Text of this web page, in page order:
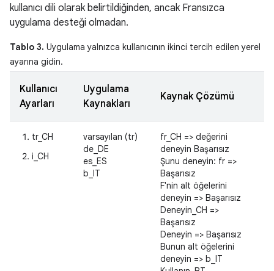
kullanıcı dili olarak belirtildiğinden, ancak Fransızca
uygulama desteği olmadan.
Tablo 3. Uygulama yalnızca kullanıcının ikinci tercih edilen yerel
ayarına gidin.
Kullanıcı
Ayarları
Uygulama
Kaynakları
Kaynak Çözümü
tr_CH
i_CH
varsayılan (tr)
de_DE
es_ES
b_IT
fr_CH => değerini
deneyin Başarısız
Şunu deneyin: fr =>
Başarısız
F'nin alt öğelerini
deneyin => Başarısız
Deneyin_CH =>
Başarısız
Deneyin => Başarısız
Bunun alt öğelerini
deneyin => b_IT